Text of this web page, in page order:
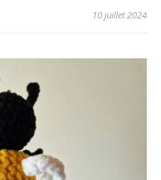
10 juillet 2024